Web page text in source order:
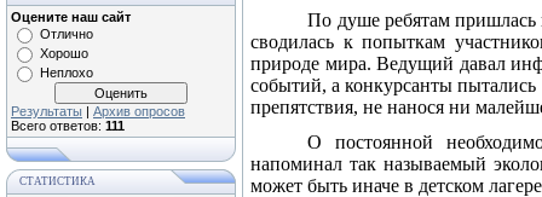
Оцените наш сайт
Отлично
Хорошо
Неплохо
Результаты | Архив опросов
Всего ответов: 111
СТАТИСТИКА
По душе ребятам пришлась
сводилась к попыткам
природе мира. Ведущий давал
событий, а конкурсанты
препятствия, не нанося ни
О постоянной
напоминал так называемый
может быть иначе в детском